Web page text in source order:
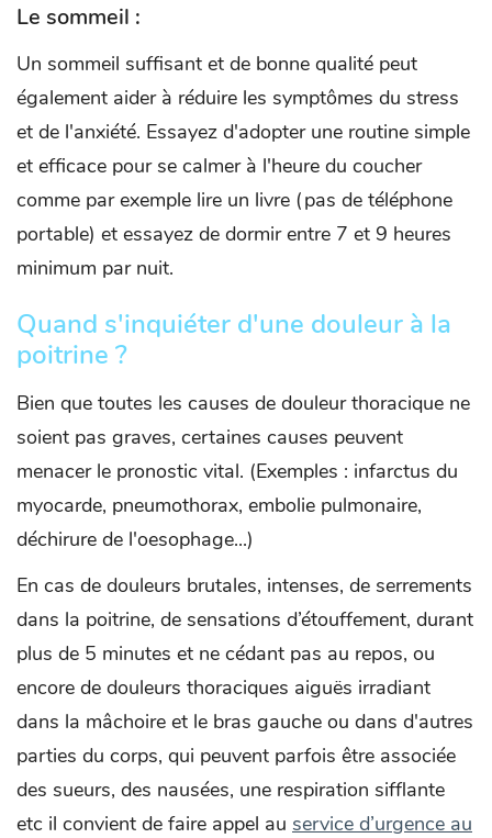
Le sommeil :
Un sommeil suffisant et de bonne qualité peut
également aider à réduire les symptômes du stress
et de l'anxiété. Essayez d'adopter une routine simple
et efficace pour se calmer à l'heure du coucher
comme par exemple lire un livre (pas de téléphone
portable) et essayez de dormir entre 7 et 9 heures
minimum par nuit.
Quand s'inquiéter d'une douleur à la
poitrine ?
Bien que toutes les causes de douleur thoracique ne
soient pas graves, certaines causes peuvent
menacer le pronostic vital. (Exemples : infarctus du
myocarde, pneumothorax, embolie pulmonaire,
déchirure de l'oesophage...)
En cas de douleurs brutales, intenses, de serrements
dans la poitrine, de sensations d’étouffement, durant
plus de 5 minutes et ne cédant pas au repos, ou
encore de douleurs thoraciques aiguës irradiant
dans la mâchoire et le bras gauche ou dans d'autres
parties du corps, qui peuvent parfois être associée
des sueurs, des nausées, une respiration sifflante
etc il convient de faire appel au service d’urgence au